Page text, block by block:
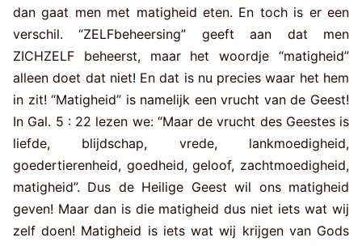
dan gaat men met matigheid eten. En toch is er een
verschil. “ZELFbeheersing” geeft aan dat men
ZICHZELF beheerst, maar het woordje “matigheid”
alleen doet dat niet! En dat is nu precies waar het hem
in zit! “Matigheid” is namelijk een vrucht van de Geest!
In Gal. 5 : 22 lezen we: “Maar de vrucht des Geestes is
liefde, blijdschap, vrede, lankmoedigheid,
goedertierenheid, goedheid, geloof, zachtmoedigheid,
matigheid”. Dus de Heilige Geest wil ons matigheid
geven! Maar dan is die matigheid dus niet iets wat wij
zelf doen! Matigheid is iets wat wij krijgen van Gods